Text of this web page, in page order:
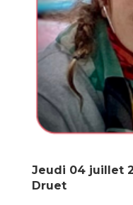
Jeudi 04 juillet
Druet